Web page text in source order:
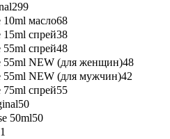
299
10ml масло68
15ml спрей38
55ml спрей48
55ml NEW (для женщин)48
55ml NEW (для мужчин)42
75ml спрей55
50
50ml50